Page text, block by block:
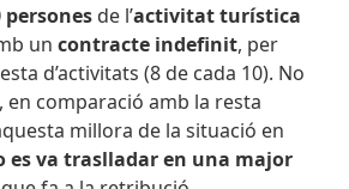
persones de l’activitat turística
uncontracte indefinit, per
d’activitats (8 de cada 10). No
en comparació amb la resta
millora de la situació en
es va traslladar en una major